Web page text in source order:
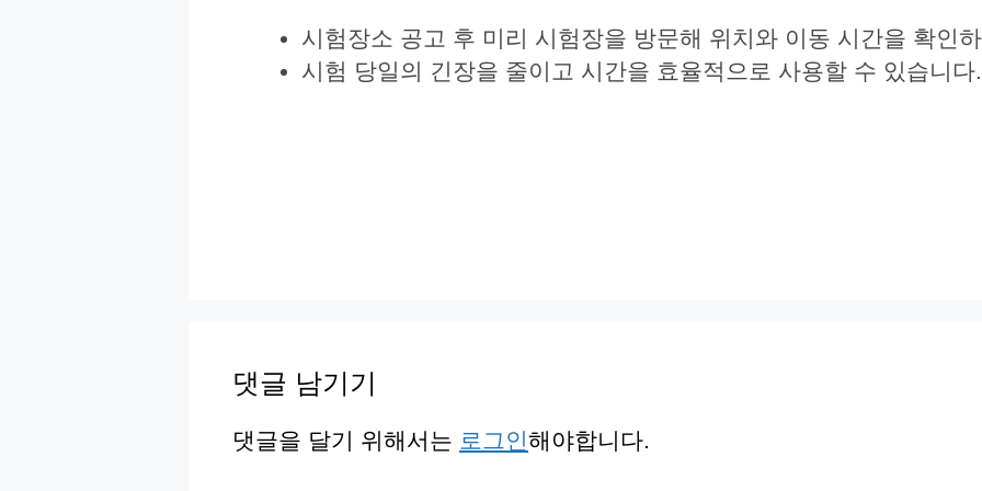
시험장소 공고 후 미리 시험장을 방문해 위치와 이동 시간을 확인
시험 당일의 긴장을 줄이고 시간을 효율적으로 사용할 수 있습니다.
댓글 남기기
댓글을 달기 위해서는 로그인해야합니다.